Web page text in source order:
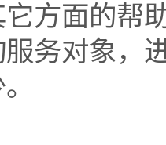
方面的帮
务对象，